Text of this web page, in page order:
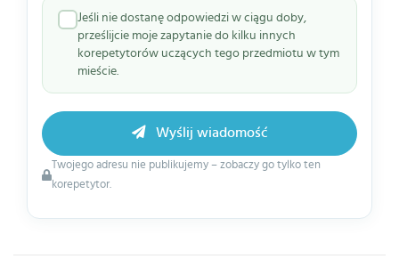
Jeśli nie dostanę odpowiedzi w ciągu doby,
prześlijcie moje zapytanie do kilku innych
korepetytorów uczących tego przedmiotu w tym
mieście.
Twojego adresu nie publikujemy – zobaczy go tylko ten
korepetytor.
Wyślij wiadomość